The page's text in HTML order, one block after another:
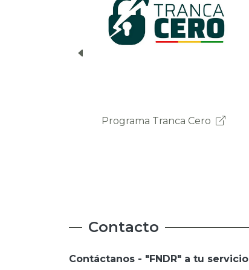
Ministerio de la Presidencia
Ministerio de la Presidencia
Contacto
Contáctanos - "FNDR" a tu servicio